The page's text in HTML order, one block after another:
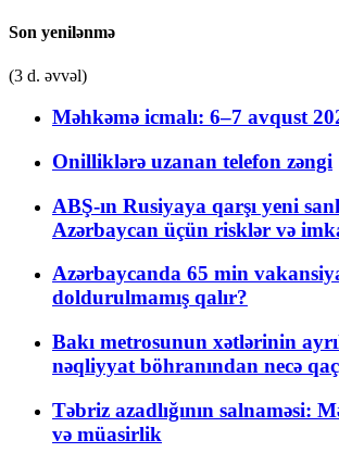
Son yenilənmə
(3 d. əvvəl)
Məhkəmə icmalı: 6–7 avqust
Onilliklərə uzanan telefon zəngi
ABŞ-ın Rusiyaya qarşı yeni
Azərbaycan üçün risklər və
Azərbaycanda 65 min
doldurulmamış qalır?
Bakı metrosunun xətlərinin
nəqliyyat böhranından necə
Təbriz azadlığının salnaməsi:
və müasirlik